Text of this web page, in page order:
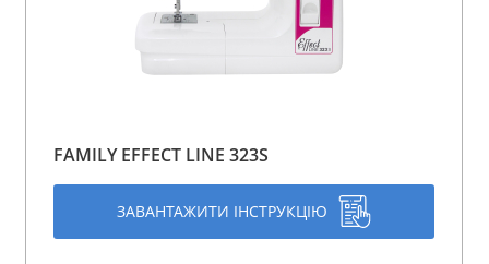
FAMILY EFFECT LINE 323S
ЗАВАНТАЖИТИ ІНСТРУКЦІЮ